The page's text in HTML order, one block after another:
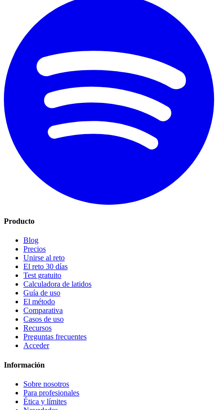
Producto
Blog
Precios
Unirse al reto
El reto 30 días
Test gratuito
Calculadora de latidos
Guía de uso
El método
Comparativa
Casos de uso
Recursos
Preguntas frecuentes
Acceder
Información
Sobre nosotros
Para profesionales
Ética y límites